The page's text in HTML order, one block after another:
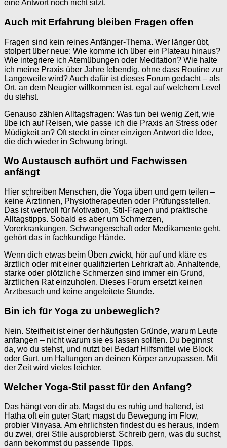
eine Antwort noch nicht sitzt.
Auch mit Erfahrung bleiben Fragen offen
Fragen sind kein reines Anfänger-Thema. Wer länger übt,
stolpert über neue: Wie komme ich über ein Plateau hinaus?
Wie integriere ich Atemübungen oder Meditation? Wie halte
ich meine Praxis über Jahre lebendig, ohne dass Routine zur
Langeweile wird? Auch dafür ist dieses Forum gedacht – als
Ort, an dem Neugier willkommen ist, egal auf welchem Level
du stehst.
Genauso zählen Alltagsfragen: Was tun bei wenig Zeit, wie
übe ich auf Reisen, wie passe ich die Praxis an Stress oder
Müdigkeit an? Oft steckt in einer einzigen Antwort die Idee,
die dich wieder in Schwung bringt.
Wo Austausch aufhört und Fachwissen
anfängt
Hier schreiben Menschen, die Yoga üben und gern teilen –
keine Ärztinnen, Physiotherapeuten oder Prüfungsstellen.
Das ist wertvoll für Motivation, Stil-Fragen und praktische
Alltagstipps. Sobald es aber um Schmerzen,
Vorerkrankungen, Schwangerschaft oder Medikamente geht,
gehört das in fachkundige Hände.
Wenn dich etwas beim Üben zwickt, hör auf und kläre es
ärztlich oder mit einer qualifizierten Lehrkraft ab. Anhaltende,
starke oder plötzliche Schmerzen sind immer ein Grund,
ärztlichen Rat einzuholen. Dieses Forum ersetzt keinen
Arztbesuch und keine angeleitete Stunde.
Bin ich für Yoga zu unbeweglich?
Nein. Steifheit ist einer der häufigsten Gründe, warum Leute
anfangen – nicht warum sie es lassen sollten. Du beginnst
da, wo du stehst, und nutzt bei Bedarf Hilfsmittel wie Block
oder Gurt, um Haltungen an deinen Körper anzupassen. Mit
der Zeit wird vieles leichter.
Welcher Yoga-Stil passt für den Anfang?
Das hängt von dir ab. Magst du es ruhig und haltend, ist
Hatha oft ein guter Start; magst du Bewegung im Flow,
probier Vinyasa. Am ehrlichsten findest du es heraus, indem
du zwei, drei Stile ausprobierst. Schreib gern, was du suchst,
dann bekommst du passende Tipps.